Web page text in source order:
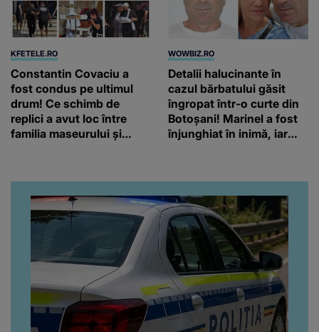
KFETELE.RO
Constantin Covaciu a
fost condus pe ultimul
drum! Ce schimb de
replici a avut loc între
familia maseurului și
obrazul.”
WOWBIZ.RO
Detalii halucinante în
cazul bărbatului găsit
îngropat într-o curte din
Botoșani! Marinel a fost
înjunghiat în inimă, iar